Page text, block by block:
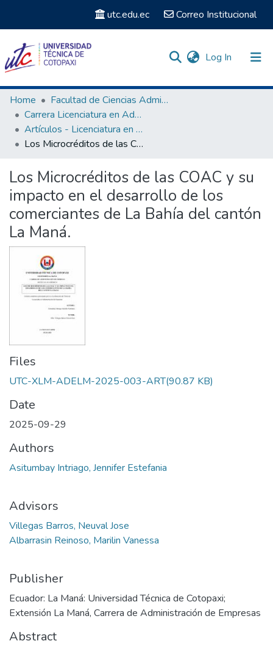
utc.edu.ec Correo Institucional
Log In (current)
Communities & Collections
Search
Statistics
Home
Facultad de Ciencias Administrativas y Económicas
Carrera Licenciatura en Administración de Empresas
Artículos - Licenciatura en Administración de Empresas
Los Microcréditos de las COAC y su impacto en el desarrollo de los comerciantes de La Bahía del cantón La Maná.
Los Microcréditos de las COAC y su
impacto en el desarrollo de los
comerciantes de La Bahía del cantón
La Maná.
Files
UTC-XLM-ADELM-2025-003-ART(90.87 KB)
Date
2025-09-29
Authors
Asitumbay Intriago, Jennifer Estefania
Advisors
Villegas Barros, Neuval Jose
Albarrasin Reinoso, Marilin Vanessa
Publisher
Ecuador: La Maná: Universidad Técnica de Cotopaxi;
Extensión La Maná, Carrera de Administración de Empresas
Abstract